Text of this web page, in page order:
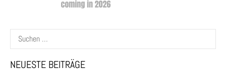
Suchen
nach:
NEUESTE BEITRÄGE